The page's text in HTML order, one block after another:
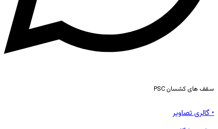
سقف های کشسان PSC
• گالری تصاویر